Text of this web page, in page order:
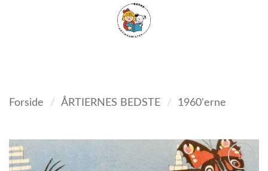
FILTER
Forside / ÅRTIERNES BEDSTE / 1960'erne